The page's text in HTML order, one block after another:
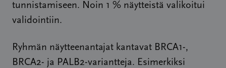
tunnistamiseen. Noin 1 % näytteistä valikoitui
validointiin.
Ryhmän näytteenantajat kantavat BRCA1-,
BRCA2- ja PALB2-variantteja. Esimerkiksi